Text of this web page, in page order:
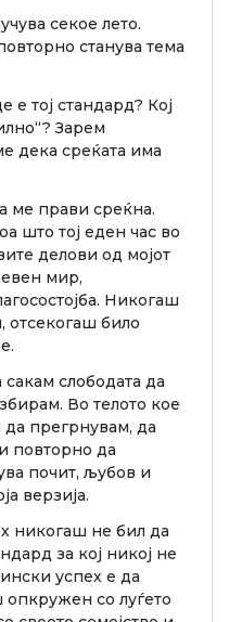
секое лето.
станува тема
е тој стандард? Кој
Зарем
дека среќата има
ме прави среќна.
што тој еден час во
делови од мојот
мир,
Никогаш
отсекогаш било
слободата да
Во телото кое
прегрнувам, да
повторно да
почит, љубов и
верзија.
никогаш не бил да
за кој никој не
успех е да
со луѓето